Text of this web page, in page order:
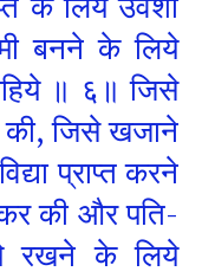
बनने के लिये
॥ ६॥ जिसे
की, जिसे खजाने
प्राप्त करने
की और पति-
रखने के लिये